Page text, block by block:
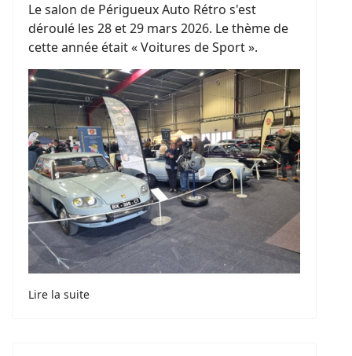
Le salon de Périgueux Auto Rétro s'est
déroulé les 28 et 29 mars 2026. Le thème de
cette année était « Voitures de Sport ».
Lire la suite